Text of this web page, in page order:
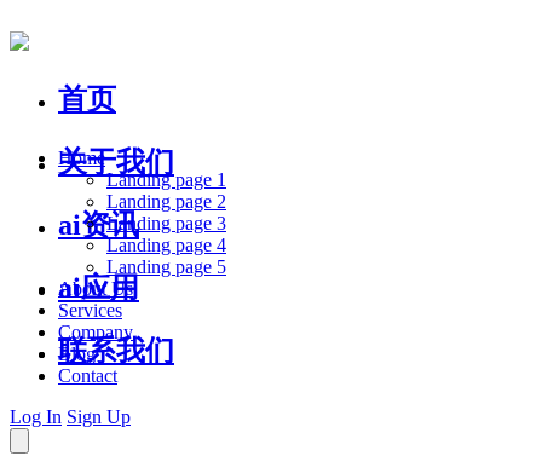
首页
关于我们
ai资讯
ai应用
联系我们
Home
Landing page 1
Landing page 2
Landing page 3
Landing page 4
Landing page 5
About Us
Services
Company
Blog
Contact
Log In Sign Up